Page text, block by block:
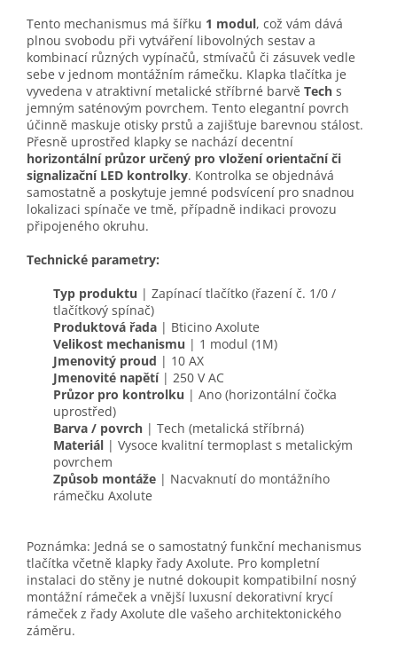
Tento mechanismus má šířku 1 modul, což vám dává
plnou svobodu při vytváření libovolných sestav a
kombinací různých vypínačů, stmívačů či zásuvek vedle
sebe v jednom montážním rámečku. Klapka tlačítka je
vyvedena v atraktivní metalické stříbrné barvě Tech s
jemným saténovým povrchem. Tento elegantní povrch
účinně maskuje otisky prstů a zajišťuje barevnou stálost.
Přesně uprostřed klapky se nachází decentní
horizontální průzor určený pro vložení orientační či
signalizační LED kontrolky. Kontrolka se objednává
samostatně a poskytuje jemné podsvícení pro snadnou
lokalizaci spínače ve tmě, případně indikaci provozu
připojeného okruhu.
Technické parametry:
Typ produktu | Zapínací tlačítko (řazení č. 1/0 /
tlačítkový spínač)
Produktová řada | Bticino Axolute
Velikost mechanismu | 1 modul (1M)
Jmenovitý proud | 10 AX
Jmenovité napětí| 250 V AC
Průzor pro kontrolku | Ano (horizontální čočka
uprostřed)
Barva / povrch | Tech (metalická stříbrná)
Materiál | Vysoce kvalitní termoplast s metalickým
povrchem
Způsob montáže | Nacvaknutí do montážního
rámečku Axolute
Poznámka: Jedná se o samostatný funkční mechanismus
tlačítka včetně klapky řady Axolute. Pro kompletní
instalaci do stěny je nutné dokoupit kompatibilní nosný
montážní rámeček a vnější luxusní dekorativní krycí
rámeček z řady Axolute dle vašeho architektonického
záměru.